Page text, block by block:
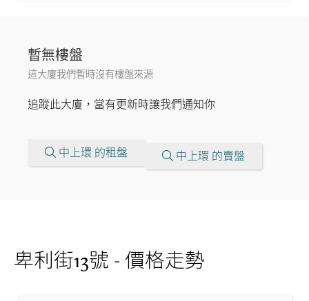
暫無樓盤
這大廈我們暫時沒有樓盤來源
追蹤此大廈，當有更新時讓我們通知你
中上環 的租盤 中上環 的賣盤
卑利街13號 - 價格走勢